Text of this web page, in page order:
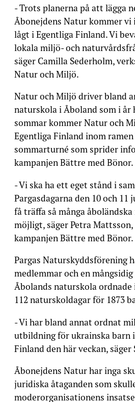
- Trots planerna på att lägga
Åbonejdens Natur kommer vi
lågt i Egentliga Finland. Vi
lokala miljö- och
säger Camilla Sederholm,
Natur och Miljö.
Natur och Miljö driver bland
naturskola i Åboland som i år
sommar kommer Natur och
Egentliga Finland inom
sommarturné som sprider
kampanjen Bättre med Bönor.
- Vi ska ha ett eget stånd i
Pargasdagarna den 10 och 11
få träffa så många
möjligt, säger Petra
kampanjen Bättre med Bönor.
Pargas Naturskyddsförening
medlemmar och en
Åbolands naturskola
112 naturskoldagar för 1873
- Vi har bland annat ordnat
utbildning för ukrainska barn
Finland den här veckan, säger
Åbonejdens Natur har inga
juridiska åtaganden som
moderorganisationens